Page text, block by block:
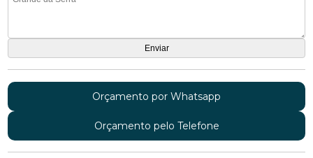
Orçamento por Whatsapp
Orçamento pelo Telefone